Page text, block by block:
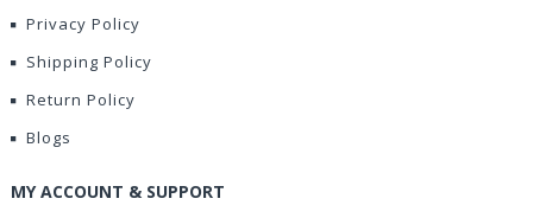
Privacy Policy
Shipping Policy
Return Policy
Blogs
MY ACCOUNT & SUPPORT